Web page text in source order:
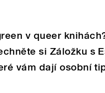
v queer
si Záložku s
vám dají osobní